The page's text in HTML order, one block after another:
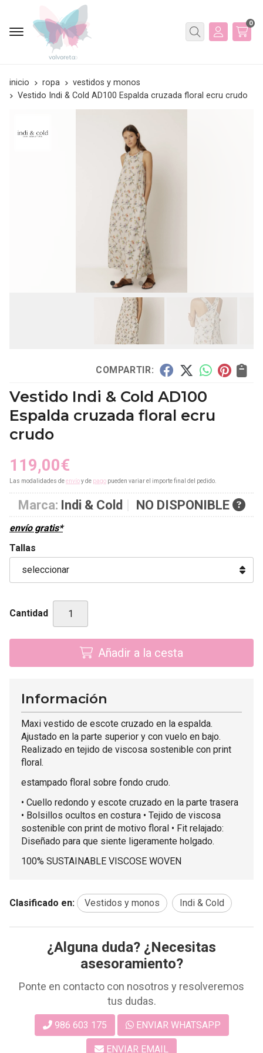
Buscar
0
inicio ropa
vestidos y monos
Vestido Indi & Cold AD100 Espalda cruzada floral ecru crudo
COMPARTIR:
Vestido Indi & Cold AD100
Espalda cruzada floral ecru
crudo
119,00€
Las modalidades deenvíoy de pago pueden variar el importe final del pedido.
Marca: Indi & Cold NO DISPONIBLE
envío gratis*
Tallas
Cantidad
Añadir a la cesta
Información
Maxi vestido de escote cruzado en la espalda.
Ajustado en la parte superior y con vuelo en bajo.
Realizado en tejido de viscosa sostenible con print
floral.
estampado floral sobre fondo crudo.
• Cuello redondo y escote cruzado en la parte trasera
• Bolsillos ocultos en costura • Tejido de viscosa
sostenible con print de motivo floral • Fit relajado:
Diseñado para que siente ligeramente holgado.
100% SUSTAINABLE VISCOSE WOVEN
Clasificado en: Vestidos y monos Indi & Cold
¿Alguna duda? ¿Necesitas
asesoramiento?
Ponte en contacto con nosotros y resolveremos
tus dudas.
986 603 175 ENVIAR WHATSAPP
ENVIAR EMAIL